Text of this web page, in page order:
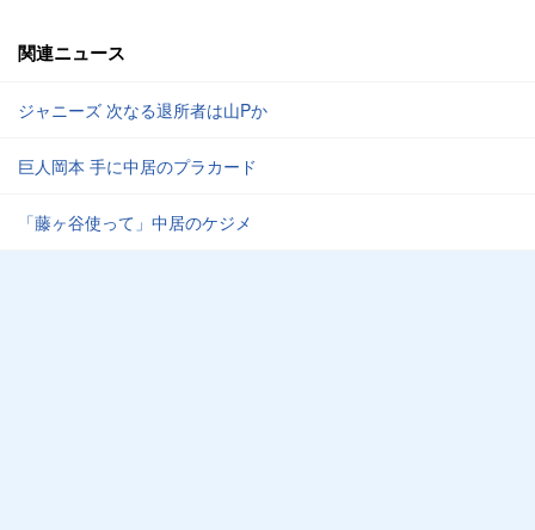
関連ニュース
ジャニーズ 次なる退所者は山Pか
巨人岡本 手に中居のプラカード
「藤ヶ谷使って」中居のケジメ